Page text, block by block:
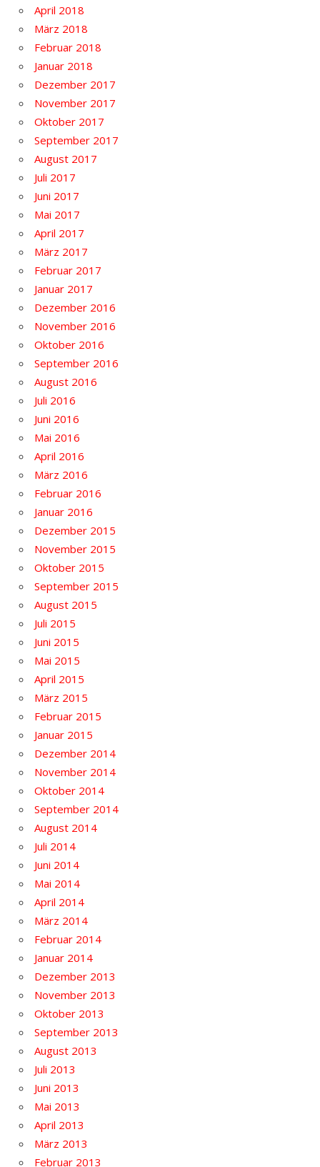
April 2018
März 2018
Februar 2018
Januar 2018
Dezember 2017
November 2017
Oktober 2017
September 2017
August 2017
Juli 2017
Juni 2017
Mai 2017
April 2017
März 2017
Februar 2017
Januar 2017
Dezember 2016
November 2016
Oktober 2016
September 2016
August 2016
Juli 2016
Juni 2016
Mai 2016
April 2016
März 2016
Februar 2016
Januar 2016
Dezember 2015
November 2015
Oktober 2015
September 2015
August 2015
Juli 2015
Juni 2015
Mai 2015
April 2015
März 2015
Februar 2015
Januar 2015
Dezember 2014
November 2014
Oktober 2014
September 2014
August 2014
Juli 2014
Juni 2014
Mai 2014
April 2014
März 2014
Februar 2014
Januar 2014
Dezember 2013
November 2013
Oktober 2013
September 2013
August 2013
Juli 2013
Juni 2013
Mai 2013
April 2013
März 2013
Februar 2013